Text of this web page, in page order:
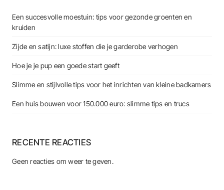
Een succesvolle moestuin: tips voor gezonde groenten en
kruiden
Zijde en satijn: luxe stoffen die je garderobe verhogen
Hoe je je pup een goede start geeft
Slimme en stijlvolle tips voor het inrichten van kleine badkamers
Een huis bouwen voor 150.000 euro: slimme tips en trucs
RECENTE REACTIES
Geen reacties om weer te geven.